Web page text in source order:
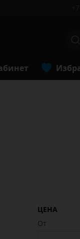
ЦЕНА
От